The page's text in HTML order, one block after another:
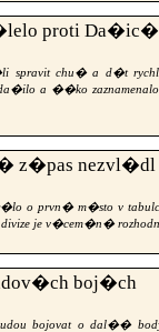
proti
chu� a d�t rychle
a ��ko
z�pas nezvl�dl
o prvn� m�sto v
je v�cem�n�
boj�ch
bojovat o dal��